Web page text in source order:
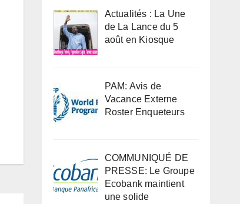
Actualités : La Une
de La Lance du 5
août en Kiosque
PAM: Avis de
Vacance Externe
Roster Enqueteurs
COMMUNIQUÉ DE
PRESSE: Le Groupe
Ecobank maintient
une solide